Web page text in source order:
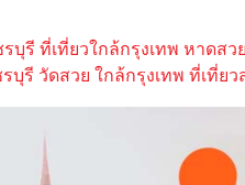
บุรี ที่เที่ยวใกล้กรุงเทพ หาดสว
บุรี วัดสวย ใกล้กรุงเทพ ที่เที่ย